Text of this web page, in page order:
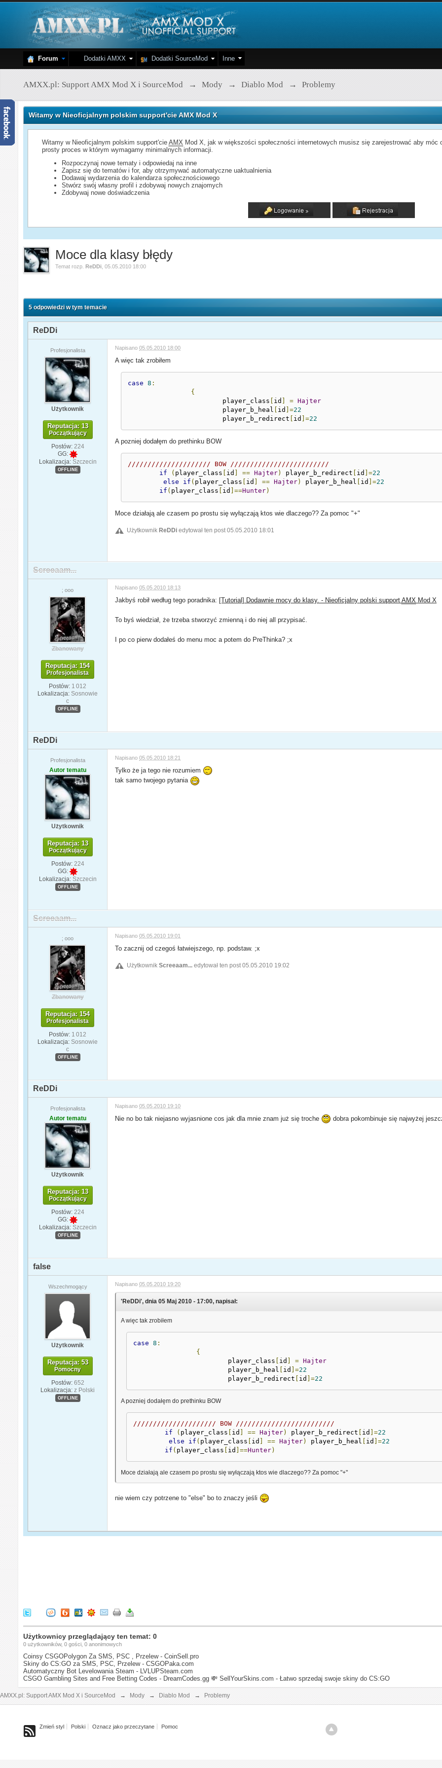
Forum Dodatki AMXX Dodatki SourceMod Inne
AMXX.pl: Support AMX Mod X i SourceMod → Mody → Diablo Mod → Problemy
Witamy w Nieoficjalnym polskim support'cie AMX Mod X
Witamy w Nieoficjalnym polskim support'cieAMX Mod X, jak w większości społeczności internetowych musisz się zarejestrować aby
prosty proces w którym wymagamy minimalnych informacji.
Rozpoczynaj nowe tematy i odpowiedaj na inne
Zapisz się do tematów i for, aby otrzymywać automatyczne uaktualnienia
Dodawaj wydarzenia do kalendarza społecznościowego
Stwórz swój własny profil i zdobywaj nowych znajomych
Zdobywaj nowe doświadczenia
Moce dla klasy błędy
Temat rozp.ReDDi ,05.05.2010 18:00
5 odpowiedzi w tym temacie
ReDDi
Profesjonalista
Użytkownik
Reputacja: 13
Początkujący
Postów: 224
GG:
Lokalizacja: Szczecin
OFFLINE
Napisano05.05.2010 18:00
A więc tak zrobiłem
case 8 :
{
			player_class
[ id ] = Hajter
			player_b_heal
[ id ]=22
			player_b_redirect
[ id ]=22
A pozniej dodałęm do prethinku BOW
///////////////////// BOW /////////////////////////
if
( player_class [ id ] == Hajter) player_b_redirect [ id ]=22
else
if ( player_class [ id ] == Hajter) player_b_heal [ id ]=22
if ( player_class [ id ]==Hunter)
Moce działają ale czasem po prostu się wyłączają ktos wie dlaczego?? Za pomoc "+"
UżytkownikReDDi edytował ten post 05.05.2010 18:01
Screeaam...
; ooo
Zbanowany
Reputacja: 154
Profesjonalista
Postów: 1 012
Lokalizacja: Sosnowie
c
OFFLINE
Napisano05.05.2010 18:13
Jakbyś robił według tego poradnika: [Tutorial] Dodawnie mocy do klasy. - Nieoficjalny polski supportAMX Mod X
To byś wiedział, że trzeba stworzyć zmienną i do niej all przypisać.
I po co pierw dodałeś do menu moc a potem do PreThinka? ;x
ReDDi
Profesjonalista
Autor tematu
Użytkownik
Reputacja: 13
Początkujący
Postów: 224
GG:
Lokalizacja: Szczecin
OFFLINE
Napisano05.05.2010 18:21
Tylko że ja tego nie rozumiem
tak samo twojego pytania
Screeaam...
; ooo
Zbanowany
Reputacja: 154
Profesjonalista
Postów: 1 012
Lokalizacja: Sosnowie
c
OFFLINE
Napisano05.05.2010 19:01
To zacznij od czegoś łatwiejszego, np. podstaw. ;x
UżytkownikScreeaam... edytował ten post 05.05.2010 19:02
ReDDi
Profesjonalista
Autor tematu
Użytkownik
Reputacja: 13
Początkujący
Postów: 224
GG:
Lokalizacja: Szczecin
OFFLINE
Napisano05.05.2010 19:10
Nie no bo tak niejasno wyjasnione cos jak dla mnie znam już się troche dobra pokombinuje się najwyżej
false
Wszechmogący
Użytkownik
Reputacja: 53
Pomocny
Postów: 652
Lokalizacja: z Polski
OFFLINE
Napisano05.05.2010 19:20
'ReDDi', dnia 05 Maj 2010 - 17:00, napisał:
A więc tak zrobiłem
case 8 :
{
			player_class
[ id ] = Hajter
			player_b_heal
[ id ]=22
			player_b_redirect
[ id ]=22
A pozniej dodałęm do prethinku BOW
///////////////////// BOW /////////////////////////
if
( player_class [ id ] == Hajter) player_b_redirect [ id ]=22
else
if ( player_class [ id ] == Hajter) player_b_heal [ id ]=22
if ( player_class [ id ]==Hunter)
Moce działają ale czasem po prostu się wyłączają ktos wie dlaczego?? Za pomoc "+"
nie wiem czy potrzene to "else" bo to znaczy jeśli
Użytkownicy przeglądający ten temat: 0
0 użytkowników, 0 gości, 0 anonimowych
Coinsy CSGOPolygon Za SMS, PSC , Przelew - CoinSell.pro
Skiny do CS:GO za SMS, PSC, Przelew - CSGOPaka.com
Automatyczny Bot Levelowania Steam - LVLUPSteam.com
CSGO Gambling Sites and Free Betting Codes - DreamCodes.gg 💸 SellYourSkins.com - Łatwo sprzedaj swoje skiny do CS:GO
AMXX.pl: Support AMX Mod X i SourceMod → Mody → Diablo Mod → Problemy
Zmień styl Polski Oznacz jako przeczytane Pomoc